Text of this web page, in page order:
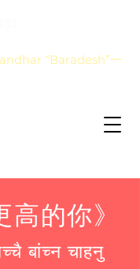
“Baradesh”一
高的你》
बांच्न चाहनु